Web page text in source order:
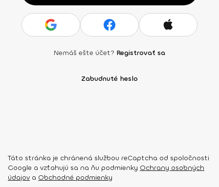
Nemáš ešte účet? Registrovať sa
Zabudnuté heslo
Táto stránka je chránená službou reCaptcha od spoločnosti
Google a vzťahujú sa na ňu podmienky Ochrany osobných
údajov a Obchodné podmienky